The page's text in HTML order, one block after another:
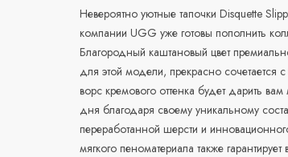
Невероятно уютные тапочки Disquette
компании UGG уже готовы пополнить
Благородный каштановый цвет
для этой модели, прекрасно
ворс кремового оттенка будет дарить
дня благодаря своему уникальному
переработанной шерсти и
мягкого пеноматериала также